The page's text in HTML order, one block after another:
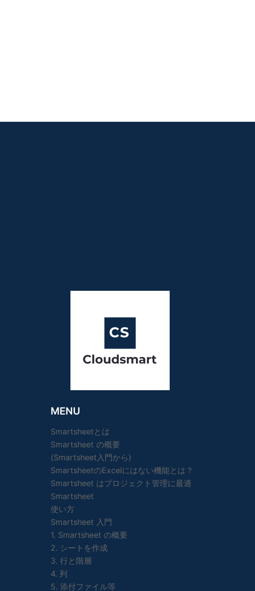
MENU
Smartsheetとは
Smartsheet の概要
(Smartsheet入門から)
SmartsheetのExcelにはない機能とは？
Smartsheet はプロジェクト管理に最適
Smartsheet
使い方
Smartsheet 入門
1. Smartsheet の概要
2. シートを作成
3. 行と階層
4. 列
5. 添付ファイル等